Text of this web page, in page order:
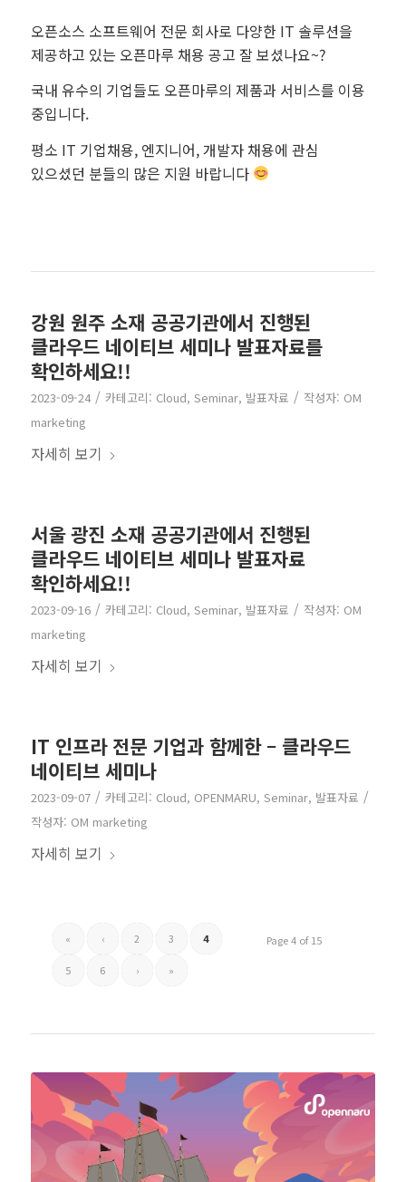
오픈소스 소프트웨어 전문 회사로 다양한 IT 솔루션을
제공하고 있는 오픈마루 채용 공고 잘 보셨나요~?
국내 유수의 기업들도 오픈마루의 제품과 서비스를 이용
중입니다.
평소 IT 기업채용, 엔지니어, 개발자 채용에 관심
있으셨던 분들의 많은 지원 바랍니다
강원 원주 소재 공공기관에서 진행된
클라우드 네이티브 세미나 발표자료를
확인하세요!!
2023-09-24 / 카테고리: Cloud, Seminar, 발표자료 / 작성자: OM
marketing
자세히 보기
서울 광진 소재 공공기관에서 진행된
클라우드 네이티브 세미나 발표자료
확인하세요!!
2023-09-16 / 카테고리: Cloud, Seminar, 발표자료 / 작성자: OM
marketing
자세히 보기
IT 인프라 전문 기업과 함께한 – 클라우드
네이티브 세미나
2023-09-07 / 카테고리: Cloud, OPENMARU, Seminar, 발표자료 /
작성자: OM marketing
자세히 보기
Page 4 of 15
« ‹ 2 3 4
5 6 › »